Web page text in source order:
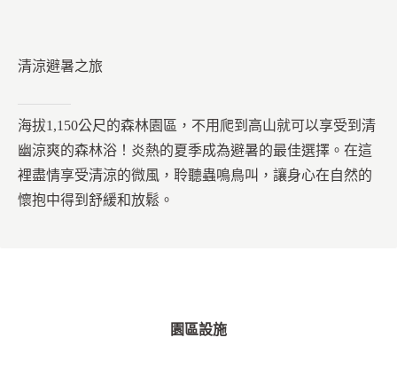
清涼避暑之旅
海拔1,150公尺的森林園區，不用爬到高山就可以享受到清
幽涼爽的森林浴！炎熱的夏季成為避暑的最佳選擇。在這
裡盡情享受清涼的微風，聆聽蟲鳴鳥叫，讓身心在自然的
懷抱中得到舒緩和放鬆。
園區設施